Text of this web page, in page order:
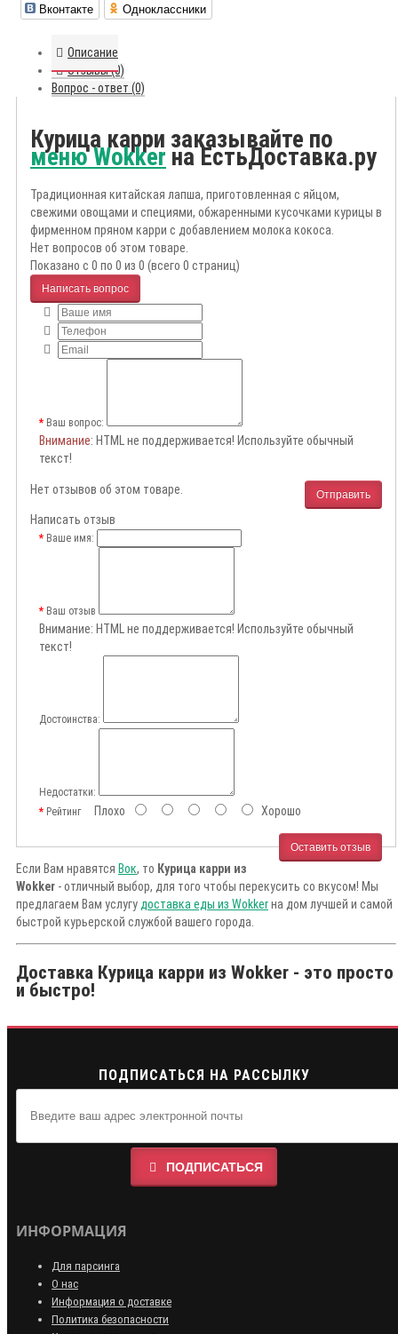
Вконтакте Одноклассники
Описание
Отзывы (0)
Вопрос - ответ (0)
Курица карри заказывайте по
меню Wokker на ЕстьДоставка.ру
Традиционная китайская лапша, приготовленная с яйцом,
свежими овощами и специями, обжаренными кусочками курицы в
фирменном пряном карри с добавлением молока кокоса.
Нет вопросов об этом товаре.
Показано с 0 по 0 из 0 (всего 0 страниц)
Написать вопрос
Ваш вопрос:
Внимание: HTML не поддерживается! Используйте обычный
текст!
Отправить
Нет отзывов об этом товаре.
Написать отзыв
Ваше имя:
Ваш отзыв
Внимание: HTML не поддерживается! Используйте обычный
текст!
Достоинства:
Недостатки:
РейтингПлохо Хорошо
Оставить отзыв
Если Вам нравятся Вок, то Курица карри из
Wokker - отличный выбор, для того чтобы перекусить со вкусом! Мы
предлагаем Вам услугу доставка еды из Wokkerна дом лучшей и самой
быстрой курьерской службой вашего города.
Доставка Курица карри из Wokker - это просто
и быстро!
ПОДПИСАТЬСЯ НА РАССЫЛКУ
ПОДПИСАТЬСЯ
ИНФОРМАЦИЯ
Для парсинга
О нас
Информация о доставке
Политика безопасности